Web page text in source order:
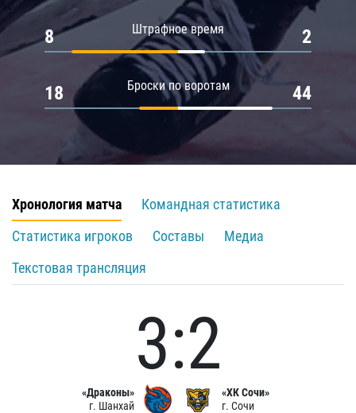
Штрафное время
8 2
Броски по воротам
18 44
Хронология матча
Командная статистика
Статистика игроков
Составы
Медиа
Текстовая трансляция
«Драконы»
г. Шанхай
3:2
«ХК Сочи»
г. Сочи